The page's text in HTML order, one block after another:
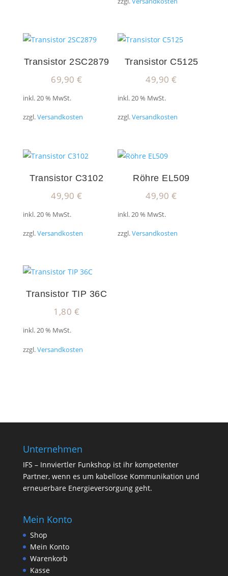
Transistor 2SC2879
69,90€
inkl. 20 % MwSt.
zzgl.Versandkosten
Transistor C5125
49,90€
inkl. 20 % MwSt.
zzgl.Versandkosten
Transistor C3102
49,90€
inkl. 20 % MwSt.
zzgl.Versandkosten
Röhre EL509
49,90€
inkl. 20 % MwSt.
zzgl.Versandkosten
Transistor TIP 36C
1,80 €
inkl. 20 % MwSt.
zzgl.Versandkosten
Unternehmen
IFS – Innviertler Funkshop ist ihr kompetenter
Partner, wenn es um kabellose Kommunikation und
erneuerbare Energieversorgung geht.
Mein Konto
Shop
Mein Konto
Warenkorb
Kasse